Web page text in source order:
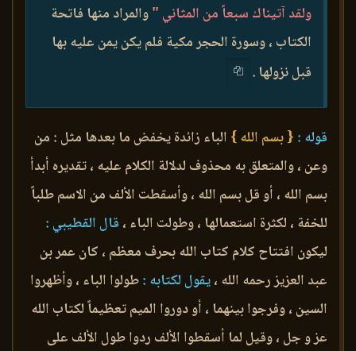
ولقد آتيناك سبعاً من المثاني "والمراد منها فاتحة
الكتاب ، وسورة الحجر مكية فلم يكن يمن عليه بها
قبل نزولها .
قوله : { بسم الله } الباء زائدة يخفض ما بعدها مثل : من
وعن ، والمتعلق به محذوف لدلالة الكلام عليه ، تقديره أبدأ
بسم الله ، أو قل بسم الله ، وأسقطت الألف من الاسم طلباً
للخفة ، لكثرة استعمالها ، وطولت الباء ، قال القطيبي :
ليكون افتتاح كلام كتاب الله بحرف معظم ، كان عمر بن
عبد العزيز رحمه الله ،يقول لكتابه :طولوا الباء ، وأظهروا
السين ، وفرجوا بينهما ، أو دوروا الميم تعظيماً لكتاب الله
عز و جل ، وقيل لما أسقطوا الألف ردوا طول الألف على